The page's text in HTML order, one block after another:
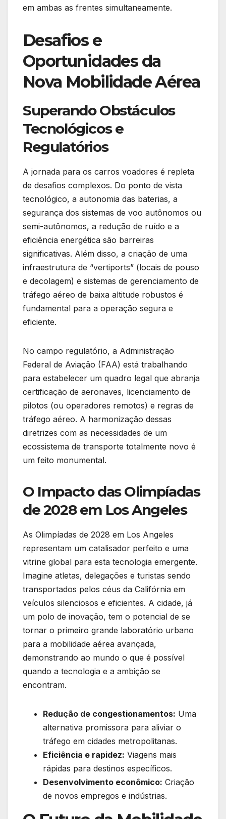
em ambas as frentes simultaneamente.
Desafios e
Oportunidades da
Nova Mobilidade Aérea
Superando Obstáculos
Tecnológicos e
Regulatórios
A jornada para os carros voadores é repleta
de desafios complexos. Do ponto de vista
tecnológico, a autonomia das baterias, a
segurança dos sistemas de voo autônomos ou
semi-autônomos, a redução de ruído e a
eficiência energética são barreiras
significativas. Além disso, a criação de uma
infraestrutura de “vertiports” (locais de pouso
e decolagem) e sistemas de gerenciamento de
tráfego aéreo de baixa altitude robustos é
fundamental para a operação segura e
eficiente.
No campo regulatório, a Administração
Federal de Aviação (FAA) está trabalhando
para estabelecer um quadro legal que abranja
certificação de aeronaves, licenciamento de
pilotos (ou operadores remotos) e regras de
tráfego aéreo. A harmonização dessas
diretrizes com as necessidades de um
ecossistema de transporte totalmente novo é
um feito monumental.
O Impacto das Olimpíadas
de 2028 em Los Angeles
As Olimpíadas de 2028 em Los Angeles
representam um catalisador perfeito e uma
vitrine global para esta tecnologia emergente.
Imagine atletas, delegações e turistas sendo
transportados pelos céus da Califórnia em
veículos silenciosos e eficientes. A cidade, já
um polo de inovação, tem o potencial de se
tornar o primeiro grande laboratório urbano
para a mobilidade aérea avançada,
demonstrando ao mundo o que é possível
quando a tecnologia e a ambição se
encontram.
Redução de congestionamentos: Uma
alternativa promissora para aliviar o
tráfego em cidades metropolitanas.
Eficiência e rapidez: Viagens mais
rápidas para destinos específicos.
Desenvolvimento econômico: Criação
de novos empregos e indústrias.